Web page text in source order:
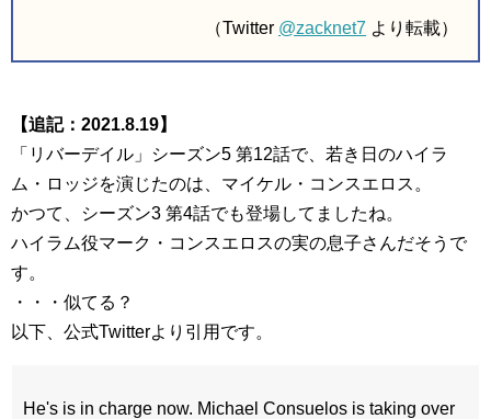
（Twitter @zacknet7 より転載）
【追記：2021.8.19】
「リバーデイル」シーズン5 第12話で、若き日のハイラ
ム・ロッジを演じたのは、マイケル・コンスエロス。
かつて、シーズン3 第4話でも登場してましたね。
ハイラム役マーク・コンスエロスの実の息子さんだそうで
す。
・・・似てる？
以下、公式Twitterより引用です。
He's is in charge now. Michael Consuelos is taking over